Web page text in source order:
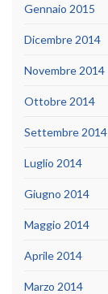
Gennaio 2015
Dicembre 2014
Novembre 2014
Ottobre 2014
Settembre 2014
Luglio 2014
Giugno 2014
Maggio 2014
Aprile 2014
Marzo 2014